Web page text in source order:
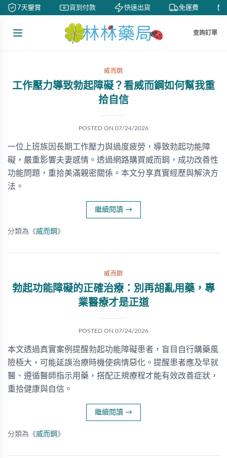
7天鑒賞 貨到付款 快速出貨 免運費
查詢訂單
威而鋼
工作壓力導致勃起障礙？看威而鋼如何幫我重
拾自信
POSTED ON 07/24/2026
一位上班族因長期工作壓力與過度疲勞，導致勃起功能障
礙，嚴重影響夫妻感情。透過網路購買威而鋼，成功改善性
功能問題，重拾美滿親密關係。本文分享真實經歷與解決方
法。
繼續閱讀 →
分類為《威而鋼 》
威而鋼
勃起功能障礙的正確治療：別再胡亂用藥，專
業醫療才是正道
POSTED ON 07/24/2026
本文透過真實案例提醒勃起功能障礙患者，盲目自行購藥風
險極大，可能延誤治療時機使病情惡化。提醒患者應及早就
醫、遵循醫師指示用藥，搭配正規療程才能有效改善症狀，
重拾健康與自信。
繼續閱讀 →
分類為《威而鋼 》